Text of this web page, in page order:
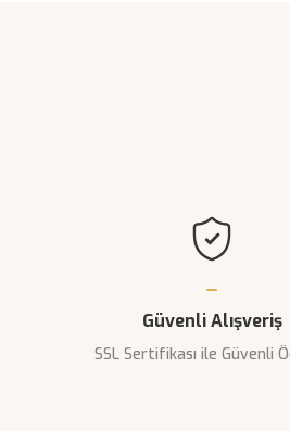
Bu ürüne
Güvenli Alışveriş
SSL Sertifikası ile Güvenli